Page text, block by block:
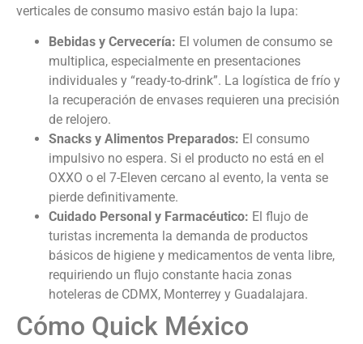
verticales de consumo masivo están bajo la lupa:
Bebidas y Cervecería: El volumen de consumo se
multiplica, especialmente en presentaciones
individuales y “ready-to-drink”. La logística de frío y
la recuperación de envases requieren una precisión
de relojero.
Snacks y Alimentos Preparados: El consumo
impulsivo no espera. Si el producto no está en el
OXXO o el 7-Eleven cercano al evento, la venta se
pierde definitivamente.
Cuidado Personal y Farmacéutico: El flujo de
turistas incrementa la demanda de productos
básicos de higiene y medicamentos de venta libre,
requiriendo un flujo constante hacia zonas
hoteleras de CDMX, Monterrey y Guadalajara.
Cómo Quick México